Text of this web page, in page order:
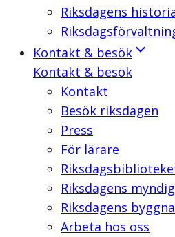
Riksdagens
Kontakt & besök
Kontakt & besök
Kontakt
Besök riksdagen
Press
För lärare
Riksdagens
Riksdagens
Arbeta hos oss